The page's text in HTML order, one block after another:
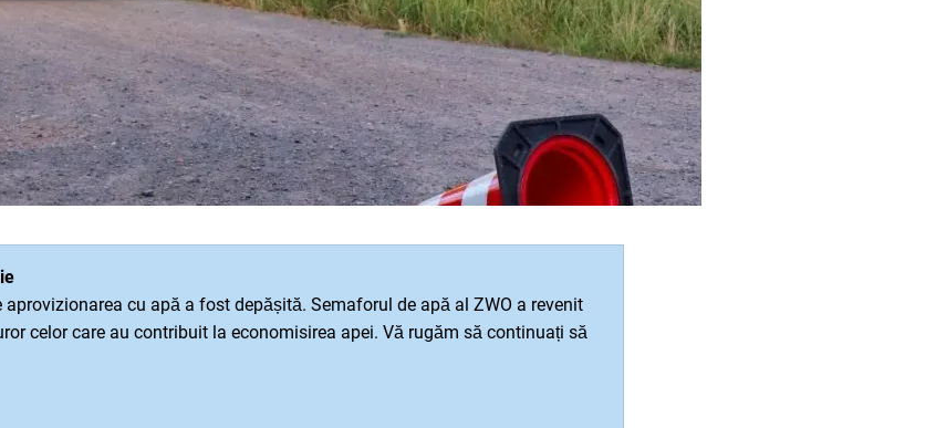
cu apă a fost depășită. Semaforul de apă al ZWO a revenit
celor care au contribuit la economisirea apei. Vă rugăm să continuați să